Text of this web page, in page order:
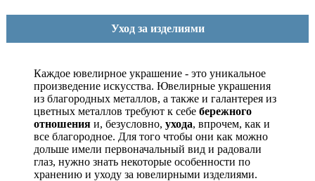
Уход за изделиями
Каждое ювелирное украшение - это уникальное
произведение искусства. Ювелирные украшения
из благородных металлов, а также и галантерея из
цветных металлов требуют к себе бережного
отношения и, безусловно, ухода, впрочем, как и
все благородное. Для того чтобы они как можно
дольше имели первоначальный вид и радовали
глаз, нужно знать некоторые особенности по
хранению и уходу за ювелирными изделиями.